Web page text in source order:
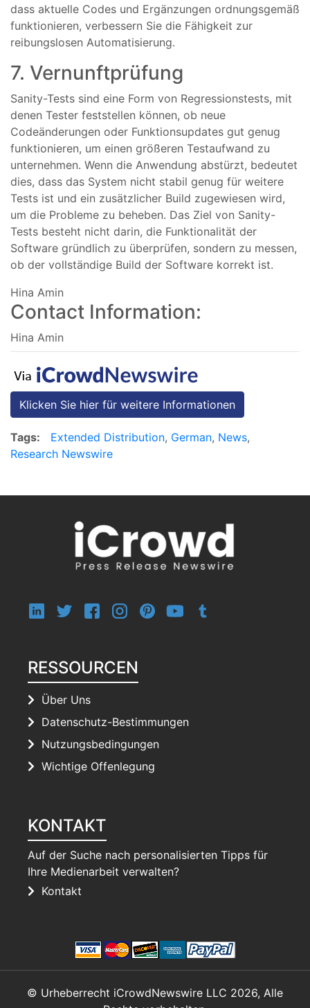
dass aktuelle Codes und Ergänzungen ordnungsgemäß
funktionieren, verbessern Sie die Fähigkeit zur
reibungslosen Automatisierung.
7. Vernunftprüfung
Sanity-Tests sind eine Form von Regressionstests, mit
denen Tester feststellen können, ob neue
Codeänderungen oder Funktionsupdates gut genug
funktionieren, um einen größeren Testaufwand zu
unternehmen. Wenn die Anwendung abstürzt, bedeutet
dies, dass das System nicht stabil genug für weitere
Tests ist und ein zusätzlicher Build zugewiesen wird,
um die Probleme zu beheben. Das Ziel von Sanity-
Tests besteht nicht darin, die Funktionalität der
Software gründlich zu überprüfen, sondern zu messen,
ob der vollständige Build der Software korrekt ist.
Hina Amin
Contact Information:
Hina Amin
Klicken Sie hier für weitere Informationen
Tags: Extended Distribution, German, News,
Research Newswire
RESSOURCEN
Über Uns
Datenschutz-Bestimmungen
Nutzungsbedingungen
Wichtige Offenlegung
KONTAKT
Auf der Suche nach personalisierten Tipps für
Ihre Medienarbeit verwalten?
Kontakt
© Urheberrecht iCrowdNewswire LLC 2026, Alle